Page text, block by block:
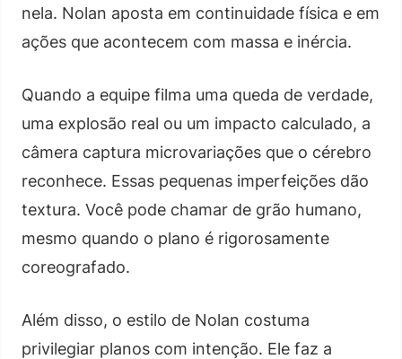
nela. Nolan aposta em continuidade física e em
ações que acontecem com massa e inércia.
Quando a equipe filma uma queda de verdade,
uma explosão real ou um impacto calculado, a
câmera captura microvariações que o cérebro
reconhece. Essas pequenas imperfeições dão
textura. Você pode chamar de grão humano,
mesmo quando o plano é rigorosamente
coreografado.
Além disso, o estilo de Nolan costuma
privilegiar planos com intenção. Ele faz a